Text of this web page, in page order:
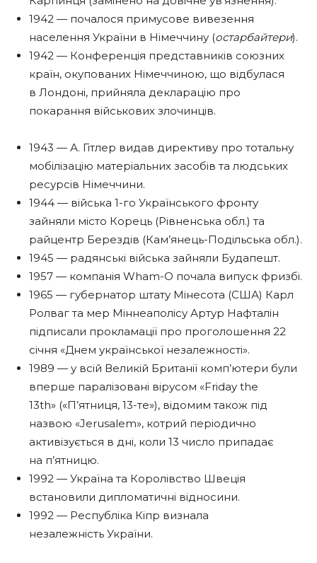
1942 — почалося примусове вивезення
населення України в Німеччину (остарбайтери).
1942 — Конференція представників союзних
країн, окупованих Німеччиною, що відбулася
в Лондоні, прийняла декларацію про
покарання військових злочинців.
1943 — А. Гітлер видав директиву про тотальну
мобілізацію матеріальних засобів та людських
ресурсів Німеччини.
1944 — війська 1-го Українського фронту
зайняли місто Корець (Рівненська обл.) та
райцентр Берездів (Кам’янець-Подільська обл.).
1945 — радянські війська зайняли Будапешт.
1957 — компанія Wham-O почала випуск фризбі.
1965 — губернатор штату Мінесота (США) Карл
Ролваг та мер Міннеаполісу Артур Нафталін
підписали прокламації про проголошення 22
січня «Днем української незалежності».
1989 — у всій Великій Британії комп’ютери були
вперше паралізовані вірусом «Friday the
13th» («П’ятниця, 13-те»), відомим також під
назвою «Jerusalem», котрий періодично
активізується в дні, коли 13 число припадає
на п’ятницю.
1992 — Україна та Королівство Швеція
встановили дипломатичні відносини.
1992 — Республіка Кіпр визнала
незалежність України.